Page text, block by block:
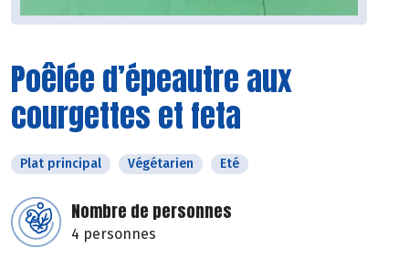
Poêlée d’épeautre aux
courgettes et feta
Plat principal Végétarien Eté
Nombre de personnes
4 personnes